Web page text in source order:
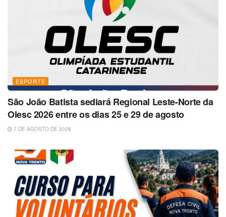
ESPORTE
São João Batista sediará Regional Leste-Norte da
Olesc 2026 entre os dias 25 e 29 de agosto
7 DE AGOSTO DE 2026